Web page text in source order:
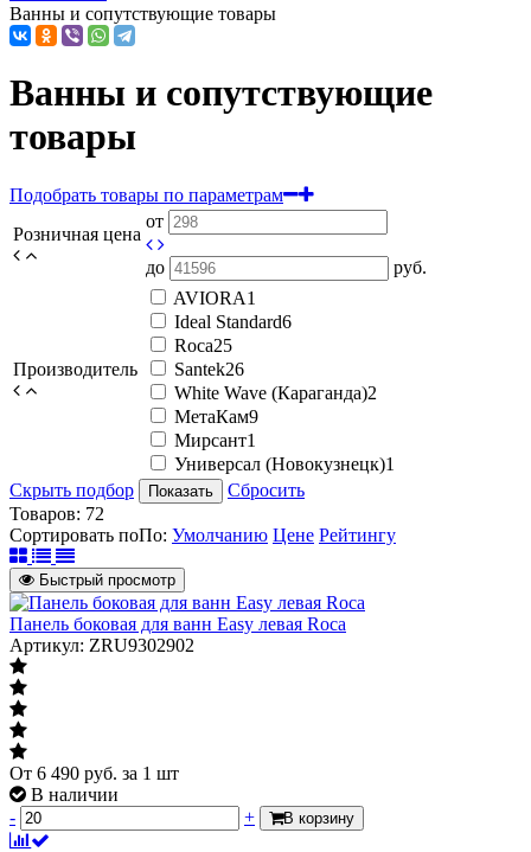
Ванны и сопутствующие товары
Ванны и сопутствующие
товары
Подобрать товары по параметрам
Розничная цена
от
до руб.
Производитель
AVIORA1
Ideal Standard6
Roca25
Santek26
White Wave (Караганда)2
МетаКам9
Мирсант1
Универсал (Новокузнецк)1
Скрыть подбор
Показать
Сбросить
Товаров: 72
Сортировать поПо: Умолчанию Цене Рейтингу
Быстрый просмотр
Панель боковая для ванн Easy левая Roca
Артикул: ZRU9302902
От 6 490 руб. за 1 шт
В наличии
-
+ В корзину